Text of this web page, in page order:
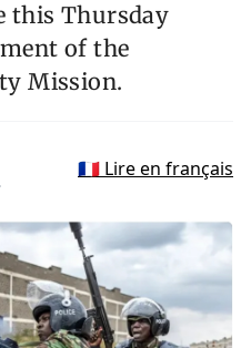
this Thursday
of the
Mission.
🇫🇷 Lire en français